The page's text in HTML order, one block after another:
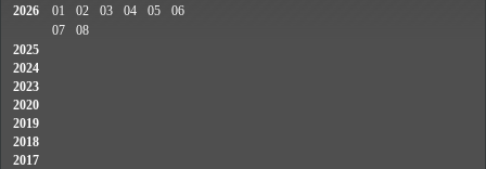
2026 01 02 03 04 05
06
07
08
2025
2024
2023
2020
2019
2018
2017